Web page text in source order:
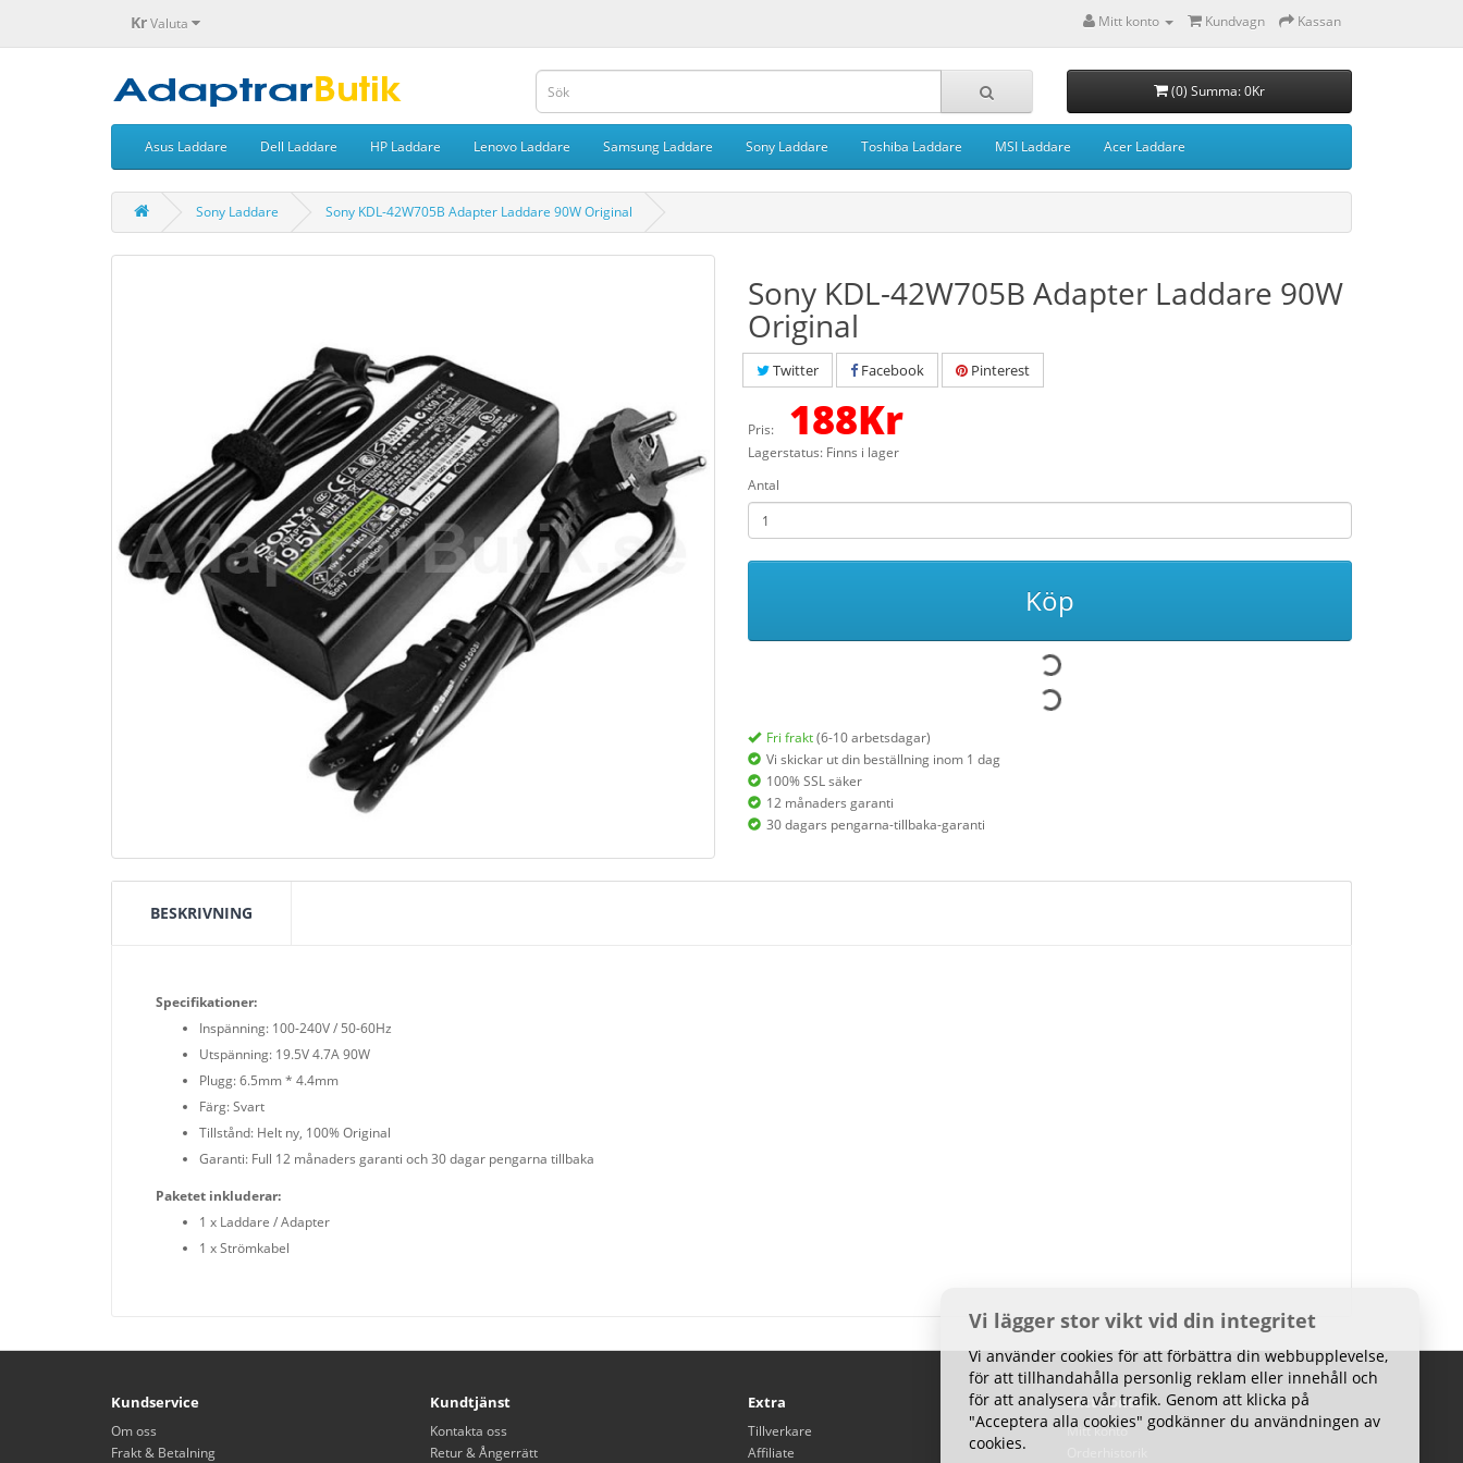
KrValuta Mitt konto Kundvagn Kassan
(0) Summa: 0Kr
Asus Laddare Dell Laddare HP Laddare Lenovo Laddare Samsung Laddare Sony Laddare Toshiba Laddare MSI Laddare Acer Laddare
Sony Laddare Sony KDL-42W705B Adapter Laddare 90W Original
Sony KDL-42W705B Adapter Laddare 90W
Original
Twitter Facebook Pinterest
Pris: 188Kr
Lagerstatus: Finns i lager
Antal
Köp
Fri frakt(6-10 arbetsdagar)
Vi skickar ut din beställning inom 1 dag
100% SSL säker
12 månaders garanti
30 dagars pengarna-tillbaka-garanti
BESKRIVNING
Specifikationer:
Inspänning: 100-240V / 50-60Hz
Utspänning: 19.5V 4.7A 90W
Plugg: 6.5mm * 4.4mm
Färg: Svart
Tillstånd: Helt ny, 100% Original
Garanti: Full 12 månaders garanti och 30 dagar pengarna tillbaka
Paketet inkluderar:
1 x Laddare / Adapter
1 x Strömkabel
Kundservice
Om oss
Frakt & Betalning
Kundtjänst
Kontakta oss
Retur & Ångerrätt
Extra
Tillverkare
Affiliate
Mitt konto
Mitt konto
Vi lägger stor vikt vid din integritet
Vi använder cookies för att förbättra din webbupplevelse,
för att tillhandahålla personlig reklam eller innehåll och
för att analysera vår trafik. Genom att klicka på
"Acceptera alla cookies" godkänner du användningen av
cookies.